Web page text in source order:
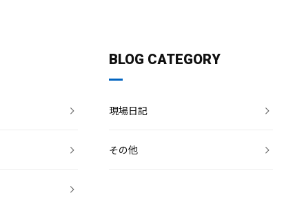
BLOG CATEGORY
現場日記
その他